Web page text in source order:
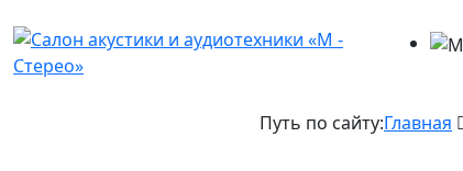
Путь по сайту:Главная